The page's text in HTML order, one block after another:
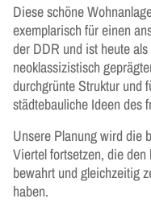
Diese schöne
exemplarisch für einen
der DDR und ist heute
neoklassizistisch
durchgrünte Struktur und
städtebauliche Ideen des
Unsere Planung wird die
Viertel fortsetzen, die
bewahrt und gleichzeitig
haben.